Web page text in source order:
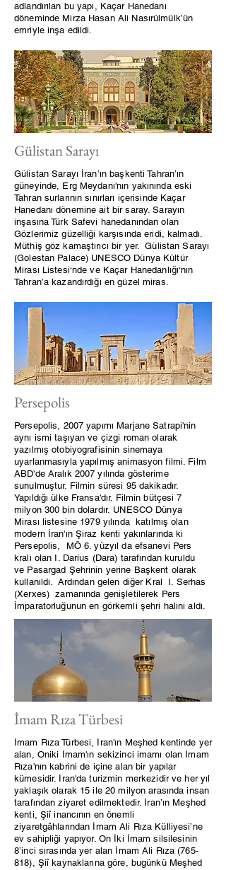
adlandırılan bu yapı, Kaçar Hanedanı
döneminde Mirza Hasan Ali Nasırülmülk’ün
emriyle inşa edildi.
Gülistan Sarayı
Gülistan Sarayı İran’ın başkenti Tahran’ın
güneyinde, Erg Meydanı'nın yakınında eski
Tahran surlarının sınırları içerisinde Kaçar
Hanedanı dönemine ait bir saray. Sarayın
inşasına Türk Safevi hanedanından olan
Gözlerimiz güzelliği karşısında eridi, kalmadı.
Müthiş göz kamaştırıcı bir yer. Gülistan Sarayı
(Golestan Palace) UNESCO Dünya Kültür
Mirası Listesi‘nde ve Kaçar Hanedanlığı‘nın
Tahran’a kazandırdığı en güzel miras.
Persepolis
Persepolis, 2007 yapımı Marjane Satrapi'nin
aynı ismi taşıyan ve çizgi roman olarak
yazılmış otobiyografisinin sinemaya
uyarlanmasıyla yapılmış animasyon filmi. Film
ABD'de Aralık 2007 yılında gösterime
sunulmuştur. Filmin süresi 95 dakikadır.
Yapıldığı ülke Fransa'dır. Filmin bütçesi 7
milyon 300 bin dolardır. UNESCO Dünya
Mirası listesine 1979 yılında katılmış olan
modern İran'ın Şiraz kenti yakınlarında ki
Persepolis, MÖ 6. yüzyıl da efsanevi Pers
kralı olan I. Darius (Dara) tarafından kuruldu
ve Pasargad Şehrinin yerine Başkent olarak
kullanıldı. Ardından gelen diğer Kral I. Serhas
(Xerxes) zamanında genişletilerek Pers
İmparatorluğunun en görkemli şehri halini aldı.
İmam Rıza Türbesi
İmam Rıza Türbesi, İran'ın Meşhed kentinde yer
alan, Oniki İmam'ın sekizinci imamı olan İmam
Rıza'nın kabrini de içine alan bir yapılar
kümesidir. İran'da turizmin merkezidir ve her yıl
yaklaşık olarak 15 ile 20 milyon arasında insan
tarafından ziyaret edilmektedir. İran’ın Meşhed
kenti, Şiî inancının en önemli
ziyaretgâhlarından İmam Ali Rıza Külliyesi’ne
ev sahipliği yapıyor. On İki İmam silsilesinin
8’inci sırasında yer alan İmam Ali Rıza (765-
818), Şiî kaynaklarına göre, bugünkü Meşhed